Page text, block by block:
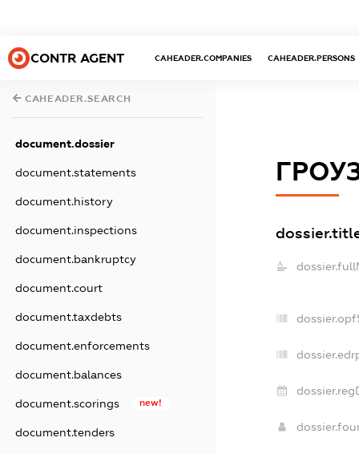
CONTR AGENT CAHEADER.COMPANIES CAHEADER.PERSONS
CAHEADER.SEARCH
document.dossier
document.statements
document.history
document.inspections
document.bankruptcy
document.court
document.taxdebts
document.enforcements
document.balances
document.scorings new!
document.tenders